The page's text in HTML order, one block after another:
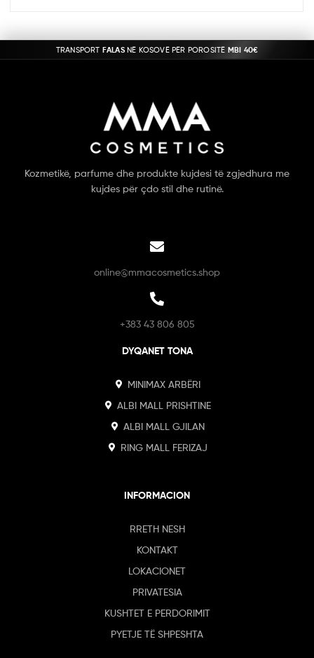
Kozmetikë, parfume dhe produkte kujdesi të zgjedhura me
kujdes për çdo stil dhe rutinë.
online@mmacosmetics.shop
+383 43 806 805
DYQANET TONA
MINIMAX ARBËRI
ALBI MALL PRISHTINE
ALBI MALL GJILAN
RING MALL FERIZAJ
INFORMACION
RRETH NESH
KONTAKT
LOKACIONET
PRIVATESIA
KUSHTET E PERDORIMIT
PYETJE TË SHPESHTA
TRANSPORT FALASNË KOSOVË PËR POROSITË MBI 40€